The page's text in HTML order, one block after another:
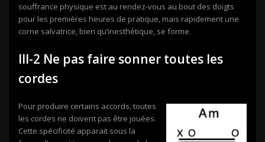
souffrance physique est au rendez-vous au bout des doigts
pour les premières heures de pratique, mais rapidement une
corne salvatrice, bien qu’inesthétique, se forme.
III-2 Ne pas faire sonner toutes les
cordes
Pour produire certains accords, toutes
les cordes ne doivent pas être jouées.
Cette spécificité apparait sous la